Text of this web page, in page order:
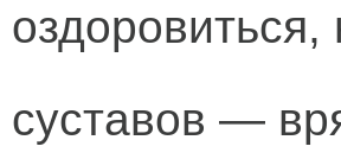
суставов —